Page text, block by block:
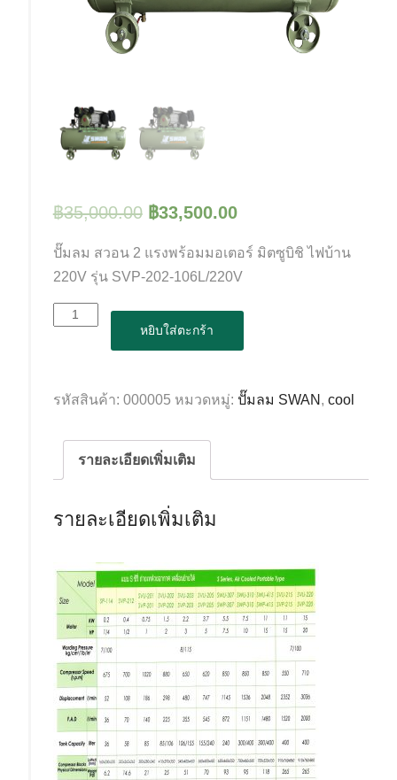
฿35,000.00 ฿33,500.00
ปั๊มลม สวอน 2 แรงพร้อมมอเตอร์ มิตซูบิชิ ไฟบ้าน
220V รุ่น SVP-202-106L/220V
จำนวน
2hp
SVP-
106L/220V
หยิบใส่ตะกร้า
รหัสสินค้า: 000005 หมวดหมู่: ปั๊มลม SWAN , cool
รายละเอียดเพิ่มเติม
รายละเอียดเพิ่มเติม